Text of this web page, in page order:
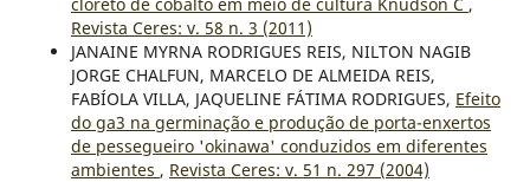
Revista Ceres: v. 58 n. 3 (2011)
JANAINE MYRNA RODRIGUES REIS, NILTON NAGIB
JORGE CHALFUN, MARCELO DE ALMEIDA REIS,
FABÍOLA VILLA, JAQUELINE FÁTIMA RODRIGUES, Efeito
do ga3 na germinação e produção de porta-enxertos
de pessegueiro 'okinawa' conduzidos em diferentes
ambientes , Revista Ceres: v. 51 n. 297 (2004)